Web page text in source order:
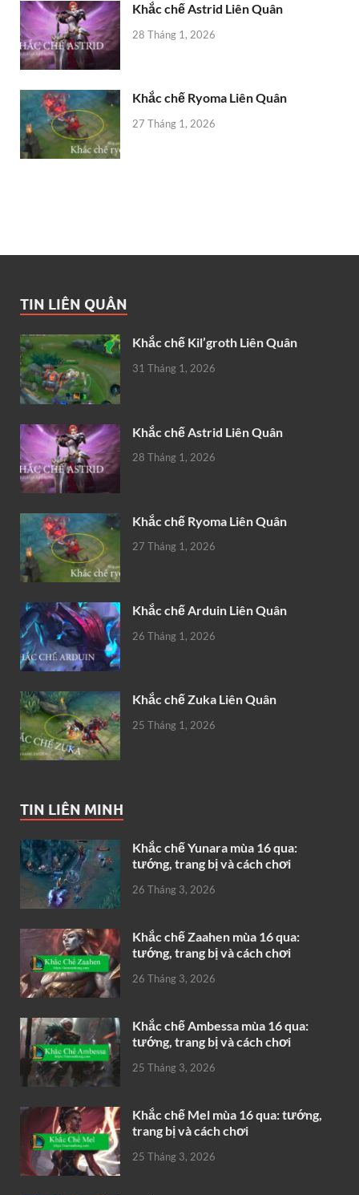
Khắc chế Astrid Liên Quân
28 Tháng 1, 2026
Khắc chế Ryoma Liên Quân
27 Tháng 1, 2026
TIN LIÊN QUÂN
Khắc chế Kil’groth Liên Quân
31 Tháng 1, 2026
Khắc chế Astrid Liên Quân
28 Tháng 1, 2026
Khắc chế Ryoma Liên Quân
27 Tháng 1, 2026
Khắc chế Arduin Liên Quân
26 Tháng 1, 2026
Khắc chế Zuka Liên Quân
25 Tháng 1, 2026
TIN LIÊN MINH
Khắc chế Yunara mùa 16 qua:
tướng, trang bị và cách chơi
26 Tháng 3, 2026
Khắc chế Zaahen mùa 16 qua:
tướng, trang bị và cách chơi
26 Tháng 3, 2026
Khắc chế Ambessa mùa 16 qua:
tướng, trang bị và cách chơi
25 Tháng 3, 2026
Khắc chế Mel mùa 16 qua: tướng,
trang bị và cách chơi
25 Tháng 3, 2026